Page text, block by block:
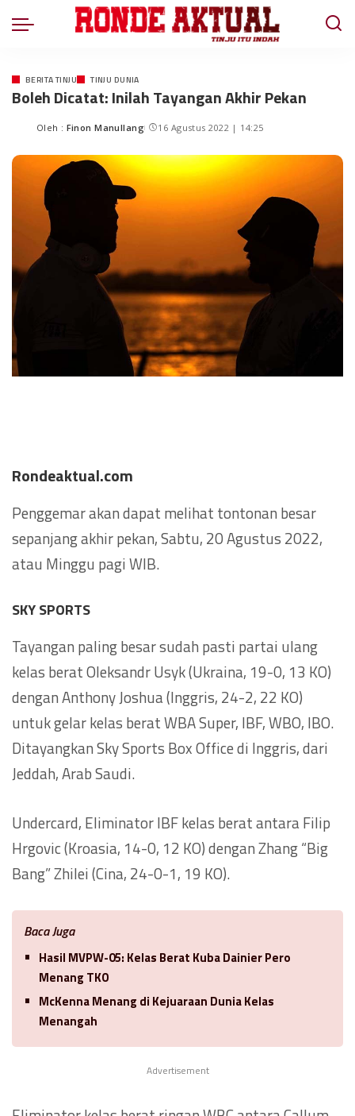
BERITA TINJU TINJU DUNIA
Boleh Dicatat: Inilah Tayangan Akhir Pekan
Oleh : Finon Manullang 16 Agustus 2022 | 14:25
Rondeaktual.com
Penggemar akan dapat melihat tontonan besar
sepanjang akhir pekan, Sabtu, 20 Agustus 2022,
atau Minggu pagi WIB.
SKY SPORTS
Tayangan paling besar sudah pasti partai ulang
kelas berat Oleksandr Usyk (Ukraina, 19-0, 13 KO)
dengan Anthony Joshua (Inggris, 24-2, 22 KO)
untuk gelar kelas berat WBA Super, IBF, WBO, IBO.
Ditayangkan Sky Sports Box Office di Inggris, dari
Jeddah, Arab Saudi.
Undercard, Eliminator IBF kelas berat antara Filip
Hrgovic (Kroasia, 14-0, 12 KO) dengan Zhang “Big
Bang” Zhilei (Cina, 24-0-1, 19 KO).
Baca Juga
Hasil MVPW-05: Kelas Berat Kuba Dainier Pero
Menang TKO
McKenna Menang di Kejuaraan Dunia Kelas
Menangah
Advertisement